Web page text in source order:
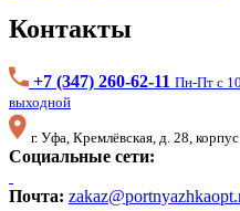
Контакты
+7 (347) 260-62-11 Пн-Пт с
выходной
г. Уфа, Кремлёвская, д. 28, корпус
Социальные сети:
Почта: